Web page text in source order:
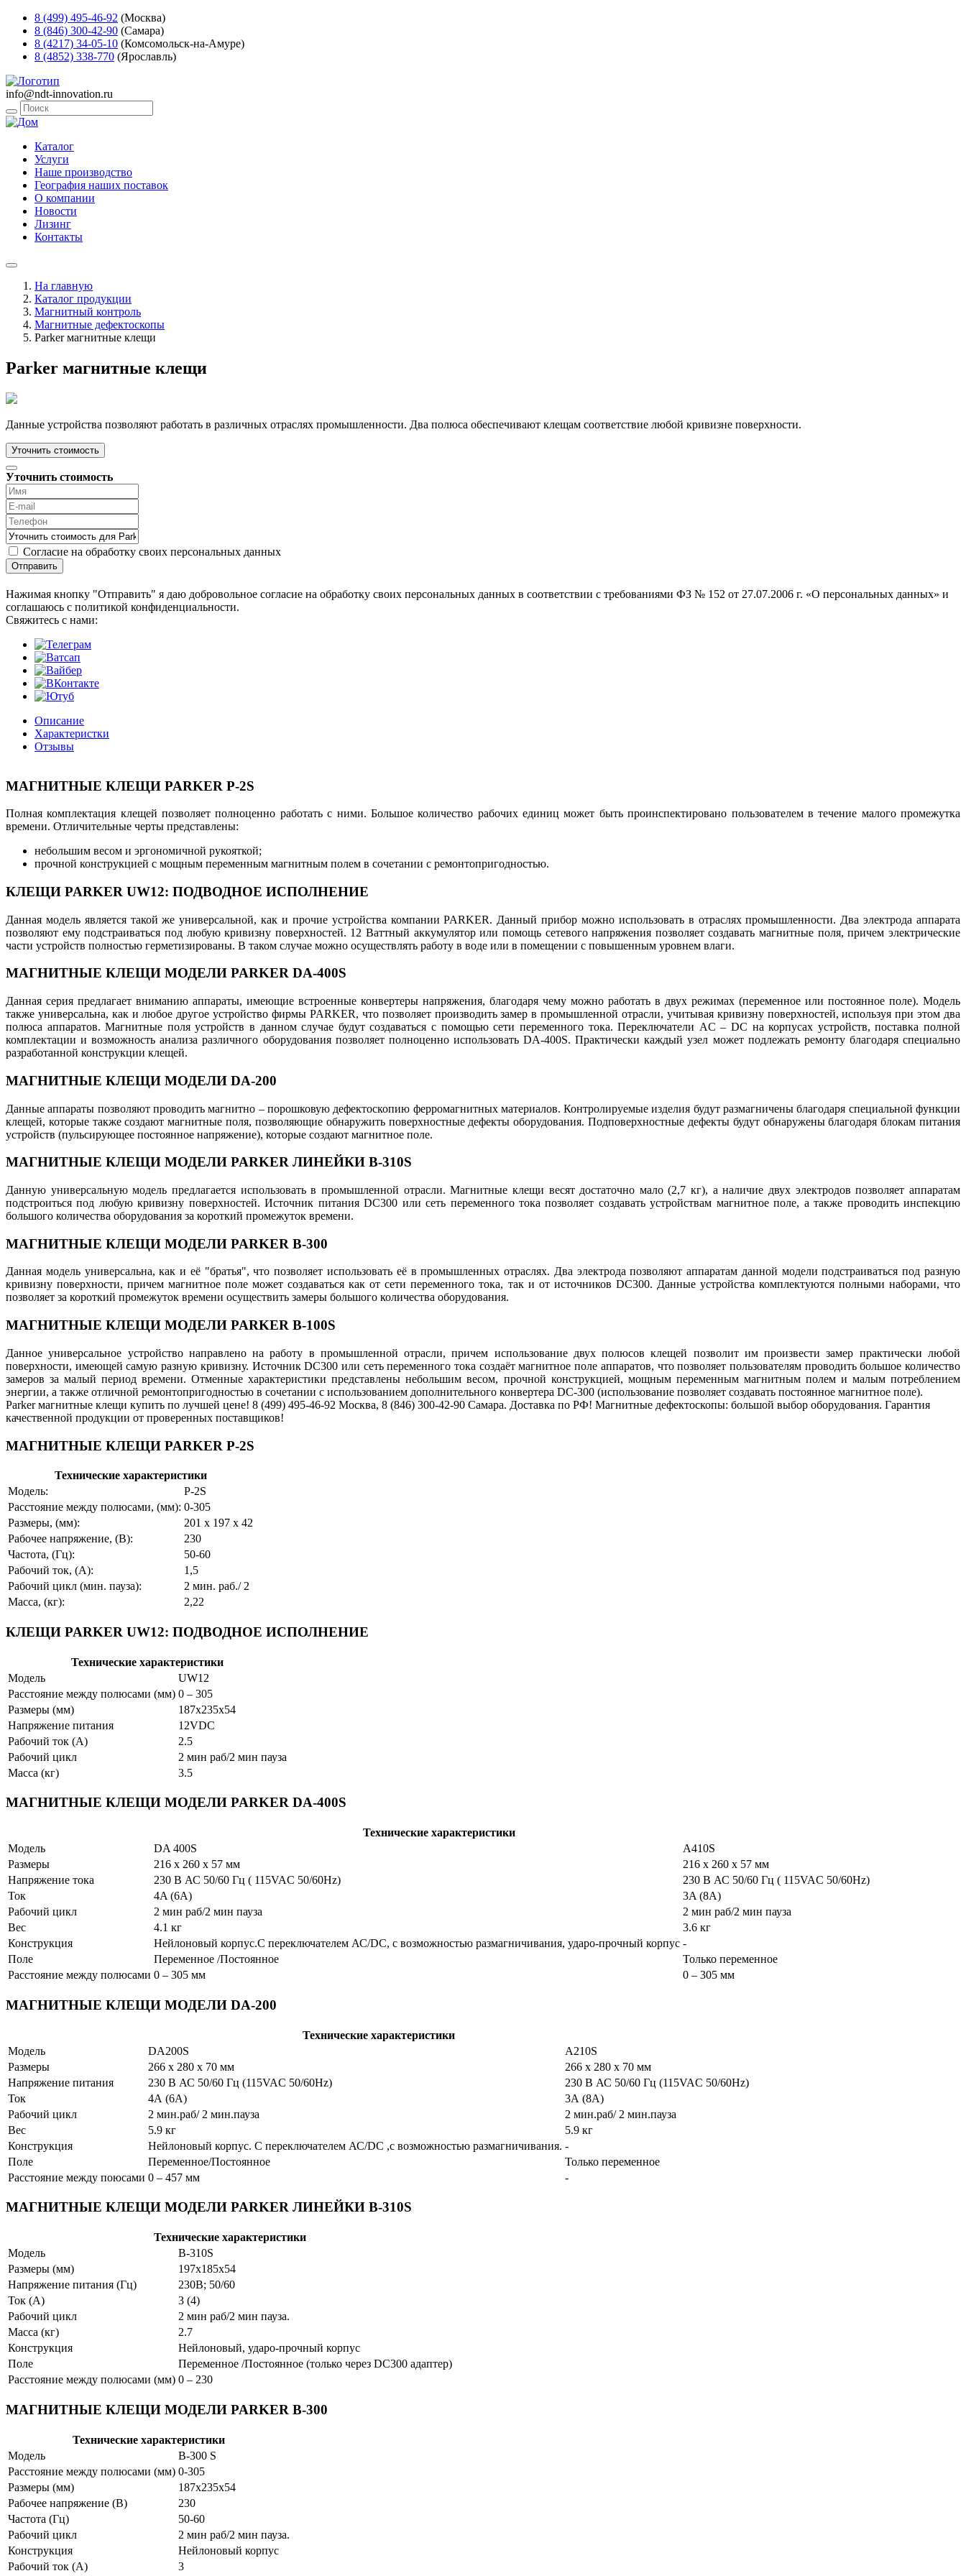
8 (499) 495-46-92 (Москва)
8 (846) 300-42-90 (Самара)
8 (4217) 34-05-10 (Комсомольск-на-Амуре)
8 (4852) 338-770 (Ярославль)
info@ndt-innovation.ru
Каталог
Услуги
Наше производство
География наших поставок
О компании
Новости
Лизинг
Контакты
На главную
Каталог продукции
Магнитный контроль
Магнитные дефектоскопы
Parker магнитные клещи
Parker магнитные клещи
Данные устройства позволяют работать в различных отраслях промышленности. Два полюса обеспечивают клещам соответствие любой кривизне поверхности.
Уточнить стоимость
Уточнить стоимость
Согласие на обработку своих персональных данных
Отправить
Нажимая кнопку "Отправить" я даю добровольное согласие на обработку своих персональных данных в соответствии с требованиями ФЗ № 152 от 27.07.2006 г. «О персональных данных» и
соглашаюсь с политикой конфиденциальности.
Cвяжитесь с нами:
Описание
Характеристки
Отзывы
МАГНИТНЫЕ КЛЕЩИ PARKER P-2S
Полная комплектация клещей позволяет полноценно работать с ними. Большое количество рабочих единиц может быть проинспектировано пользователем в течение малого промежутка
времени. Отличительные черты представлены:
небольшим весом и эргономичной рукояткой;
прочной конструкцией с мощным переменным магнитным полем в сочетании с ремонтопригодностью.
КЛЕЩИ PARKER UW12: ПОДВОДНОЕ ИСПОЛНЕНИЕ
Данная модель является такой же универсальной, как и прочие устройства компании PARKER. Данный прибор можно использовать в отраслях промышленности. Два электрода аппарата
позволяют ему подстраиваться под любую кривизну поверхностей. 12 Ваттный аккумулятор или помощь сетевого напряжения позволяет создавать магнитные поля, причем электрические
части устройств полностью герметизированы. В таком случае можно осуществлять работу в воде или в помещении с повышенным уровнем влаги.
МАГНИТНЫЕ КЛЕЩИ МОДЕЛИ PARKER DA-400S
Данная серия предлагает вниманию аппараты, имеющие встроенные конвертеры напряжения, благодаря чему можно работать в двух режимах (переменное или постоянное поле). Модель
также универсальна, как и любое другое устройство фирмы PARKER, что позволяет производить замер в промышленной отрасли, учитывая кривизну поверхностей, используя при этом два
полюса аппаратов. Магнитные поля устройств в данном случае будут создаваться с помощью сети переменного тока. Переключатели AС – DС на корпусах устройств, поставка полной
комплектации и возможность анализа различного оборудования позволяет полноценно использовать DA-400S. Практически каждый узел может подлежать ремонту благодаря специально
разработанной конструкции клещей.
МАГНИТНЫЕ КЛЕЩИ МОДЕЛИ DA-200
Данные аппараты позволяют проводить магнитно – порошковую дефектоскопию ферромагнитных материалов. Контролируемые изделия будут размагничены благодаря специальной функции
клещей, которые также создают магнитные поля, позволяющие обнаружить поверхностные дефекты оборудования. Подповерхностные дефекты будут обнаружены благодаря блокам питания
устройств (пульсирующее постоянное напряжение), которые создают магнитное поле.
МАГНИТНЫЕ КЛЕЩИ МОДЕЛИ PARKER ЛИНЕЙКИ B-310S
Данную универсальную модель предлагается использовать в промышленной отрасли. Магнитные клещи весят достаточно мало (2,7 кг), а наличие двух электродов позволяет аппаратам
подстроиться под любую кривизну поверхностей. Источник питания DC300 или сеть переменного тока позволяет создавать устройствам магнитное поле, а также проводить инспекцию
большого количества оборудования за короткий промежуток времени.
МАГНИТНЫЕ КЛЕЩИ МОДЕЛИ PARKER B-300
Данная модель универсальна, как и её "братья", что позволяет использовать её в промышленных отраслях. Два электрода позволяют аппаратам данной модели подстраиваться под разную
кривизну поверхности, причем магнитное поле может создаваться как от сети переменного тока, так и от источников DC300. Данные устройства комплектуются полными наборами, что
позволяет за короткий промежуток времени осуществить замеры большого количества оборудования.
МАГНИТНЫЕ КЛЕЩИ МОДЕЛИ PARKER B-100S
Данное универсальное устройство направлено на работу в промышленной отрасли, причем использование двух полюсов клещей позволит им произвести замер практически любой
поверхности, имеющей самую разную кривизну. Источник DC300 или сеть переменного тока создаёт магнитное поле аппаратов, что позволяет пользователям проводить большое количество
замеров за малый период времени. Отменные характеристики представлены небольшим весом, прочной конструкцией, мощным переменным магнитным полем и малым потреблением
энергии, а также отличной ремонтопригодностью в сочетании с использованием дополнительного конвертера DC-300 (использование позволяет создавать постоянное магнитное поле).
Parker магнитные клещи купить по лучшей цене! 8 (499) 495-46-92 Москва, 8 (846) 300-42-90 Самара. Доставка по РФ! Магнитные дефектоскопы: большой выбор оборудования. Гарантия
качественной продукции от проверенных поставщиков!
МАГНИТНЫЕ КЛЕЩИ PARKER P-2S
Технические характеристики
Модель:
P-2S
Расстояние между полюсами, (мм): 0-305
Размеры, (мм):
201 х 197 х 42
Рабочее напряжение, (В):
230
Частота, (Гц):
50-60
Рабочий ток, (А):
1,5
Рабочий цикл (мин. пауза):
2 мин. раб./ 2
Масса, (кг):
2,22
КЛЕЩИ PARKER UW12: ПОДВОДНОЕ ИСПОЛНЕНИЕ
Технические характеристики
Модель
UW12
Расстояние между полюсами (мм) 0 – 305
Размеры (мм)
187х235х54
Напряжение питания
12VDC
Рабочий ток (А)
2.5
Рабочий цикл
2 мин раб/2 мин пауза
Масса (кг)
3.5
МАГНИТНЫЕ КЛЕЩИ МОДЕЛИ PARKER DA-400S
Технические характеристики
Модель
DA 400S
A410S
Размеры
216 х 260 х 57 мм
216 х 260 х 57 мм
Напряжение тока
230 В АС 50/60 Гц ( 115VAC 50/60Hz)
230 В АС 50/60 Гц ( 115VAC 50/60Hz)
Ток
4A (6A)
3A (8A)
Рабочий цикл
2 мин раб/2 мин пауза
2 мин раб/2 мин пауза
Вес
4.1 кг
3.6 кг
Конструкция
Нейлоновый корпус.С переключателем АС/DC, с возможностью размагничивания, ударо-прочный корпус -
Поле
Переменное /Постоянное
Только переменное
Расстояние между полюсами 0 – 305 мм 0 – 305 мм
МАГНИТНЫЕ КЛЕЩИ МОДЕЛИ DA-200
Технические характеристики
Модель
DA200S
A210S
Размеры
266 х 280 х 70 мм
266 х 280 х 70 мм
Напряжение питания
230 В АС 50/60 Гц (115VAC 50/60Hz)
230 В АС 50/60 Гц (115VAC 50/60Hz)
Ток
4А (6А)
3А (8А)
Рабочий цикл
2 мин.раб/ 2 мин.пауза
2 мин.раб/ 2 мин.пауза
Вес
5.9 кг
5.9 кг
Конструкция
Нейлоновый корпус. С переключателем АС/DC ,с возможностью размагничивания. -
Поле
Переменное/Постоянное
Только переменное
Расстояние между поюсами 0 – 457 мм -
МАГНИТНЫЕ КЛЕЩИ МОДЕЛИ PARKER ЛИНЕЙКИ B-310S
Технические характеристики
Модель
B-310S
Размеры (мм)
197х185х54
Напряжение питания (Гц)
230В; 50/60
Ток (А)
3 (4)
Рабочий цикл
2 мин раб/2 мин пауза.
Масса (кг)
2.7
Конструкция
Нейлоновый, ударо-прочный корпус
Поле
Переменное /Постоянное (только через DC300 адаптер)
Расстояние между полюсами (мм) 0 – 230
МАГНИТНЫЕ КЛЕЩИ МОДЕЛИ PARKER B-300
Технические характеристики
Модель
B-300 S
Расстояние между полюсами (мм) 0-305
Размеры (мм)
187х235х54
Рабочее напряжение (В)
230
Частота (Гц)
50-60
Рабочий цикл
2 мин раб/2 мин пауза.
Конструкция
Нейлоновый корпус
Рабочий ток (А)
3